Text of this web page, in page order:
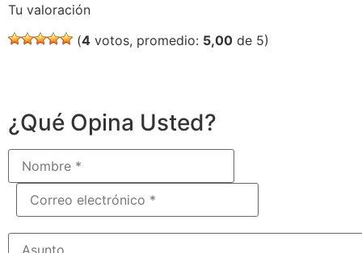
Tu valoración
(4 votos, promedio: 5,00 de 5)
¿Qué Opina Usted?